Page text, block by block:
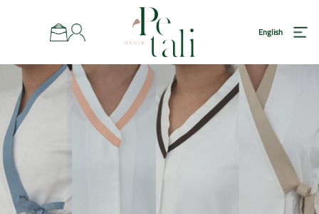
English